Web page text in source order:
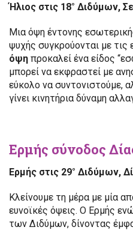
Ήλιος στις 18° Διδύμων,
Μια όψη έντονης
ψυχής συγκρούονται με τις
όψη προκαλεί ένα είδος
μπορεί να εκφραστεί με
εύκολο να συντονιστούμε,
γίνει κινητήρια δύναμη
Ερμής σύνοδος
Ερμής στις 29° Διδύμων,
Κλείνουμε τη μέρα με μία
ευνοϊκές όψεις. Ο Ερμής
των Διδύμων, δίνοντας